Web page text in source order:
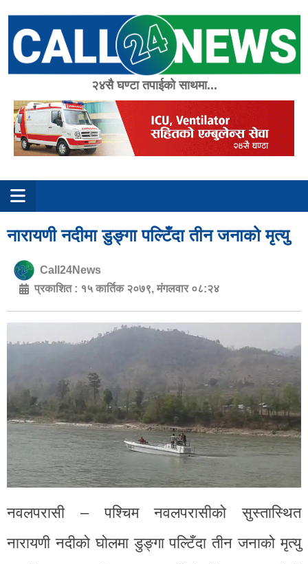
content
२४सै घण्टा तपाईको साथमा...
नारायणी नदीमा डुङ्गा पल्टिँदा तीन जनाको मृत्यु
Call24News
प्रकाशित : १५ कार्तिक २०७९, मंगलवार ०८:२४
नवलपरासी – पश्चिम नवलपरासीको सुस्तास्थित
नारायणी नदीको घोलमा डुङ्गा पल्टिँदा तीन जनाको मृत्यु